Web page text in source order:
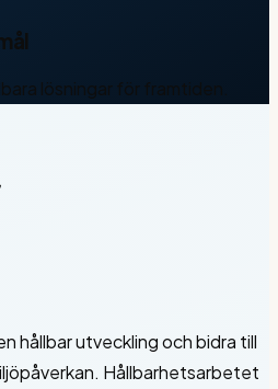
lösningar för framtiden.
hållbar utveckling och bidra till
Hållbarhetsarbetet